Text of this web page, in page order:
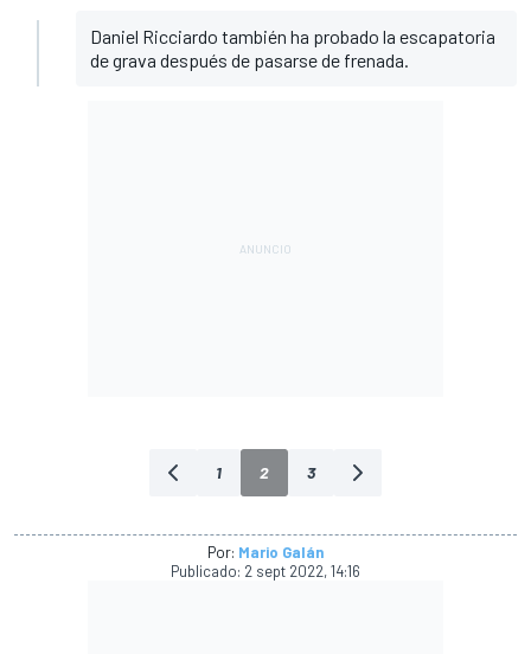
Daniel Ricciardo también ha probado la escapatoria
de grava después de pasarse de frenada.
1 2 3
Por: Mario Galán
Publicado: 2 sept 2022, 14:16